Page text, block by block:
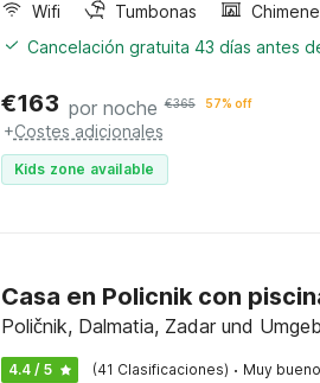
Wifi
Tumbonas
Cancelación gratuita 43 días antes
€163 por noche €365 57% off
+Costes adicionales
Kids zone available
Casa en Policnik con
Poličnik, Dalmatia, Zadar und
4.4 / 5 (41 Clasificaciones) · Muy bueno